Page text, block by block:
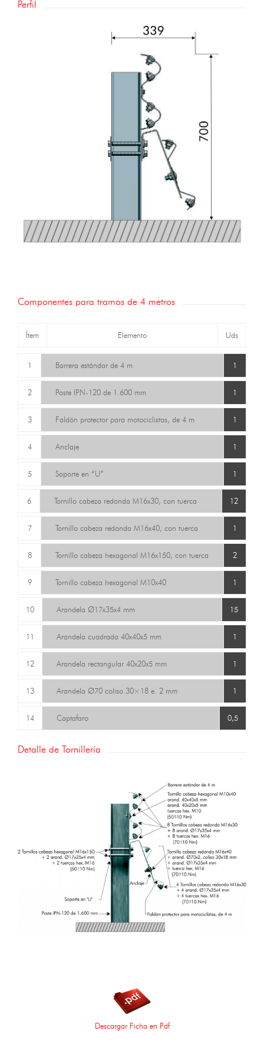
Perfil
Componentes para tramos de 4 metros
Ítem Elemento Uds
1 Barrera estándar de 4 m 1
2 Poste IPN-120 de 1.600 mm 1
3 Faldón protector para motociclistas, de 4 m 1
4 Anclaje 1
5 Soporte en “U” 1
6 Tornillo cabeza redonda M16x30, con tuerca 12
7 Tornillo cabeza redonda M16x40, con tuerca 1
8 Tornillo cabeza hexagonal M16x150, con tuerca 2
9 Tornillo cabeza hexagonal M10x40 1
10 Arandela Ø17x35x4 mm 15
11 Arandela cuadrada 40x40x5 mm 1
12 Arandela rectangular 40x20x5 mm 1
13 Arandela Ø70 coliso 30×18 e. 2 mm 1
14 Captafaro 0,5
Detalle de Tornillería
Descargar Ficha en Pdf